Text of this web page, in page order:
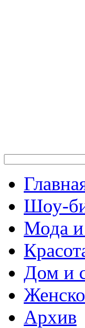
Шоу-
Мода и
Дом и
Архив